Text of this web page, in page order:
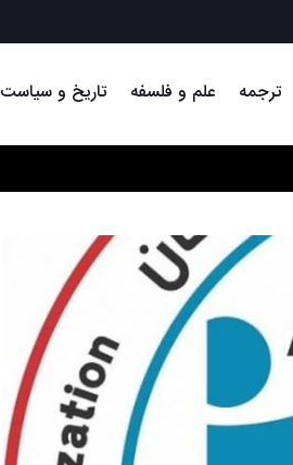
ترجمه علم و فلسفه تاریخ و سیاست